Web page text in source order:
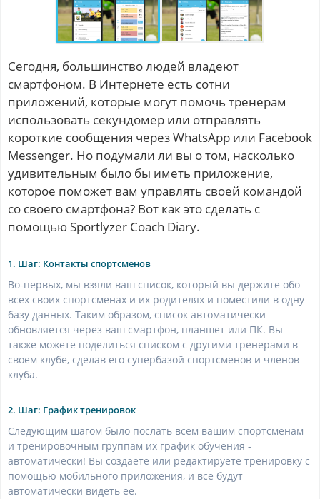
Сегодня, большинство людей владеют
смартфоном. В Интернете есть сотни
приложений, которые могут помочь тренерам
использовать секундомер или отправлять
короткие сообщения через WhatsApp или Facebook
Messenger. Но подумали ли вы о том, насколько
удивительным было бы иметь приложение,
которое поможет вам управлять своей командой
со своего смартфона? Вот как это сделать с
помощью Sportlyzer Coach Diary.
1. Шаг: Контакты спортсменов
Во-первых, мы взяли ваш список, который вы держите обо
всех своих спортсменах и их родителях и поместили в одну
базу данных. Таким образом, список автоматически
обновляется через ваш смартфон, планшет или ПК. Вы
также можете поделиться списком с другими тренерами в
своем клубе, сделав его супербазой спортсменов и членов
клуба.
2. Шаг: График тренировок
Следующим шагом было послать всем вашим спортсменам
и тренировочным группам их график обучения -
автоматически! Вы создаете или редактируете тренировку с
помощью мобильного приложения, и все будут
автоматически видеть ее.